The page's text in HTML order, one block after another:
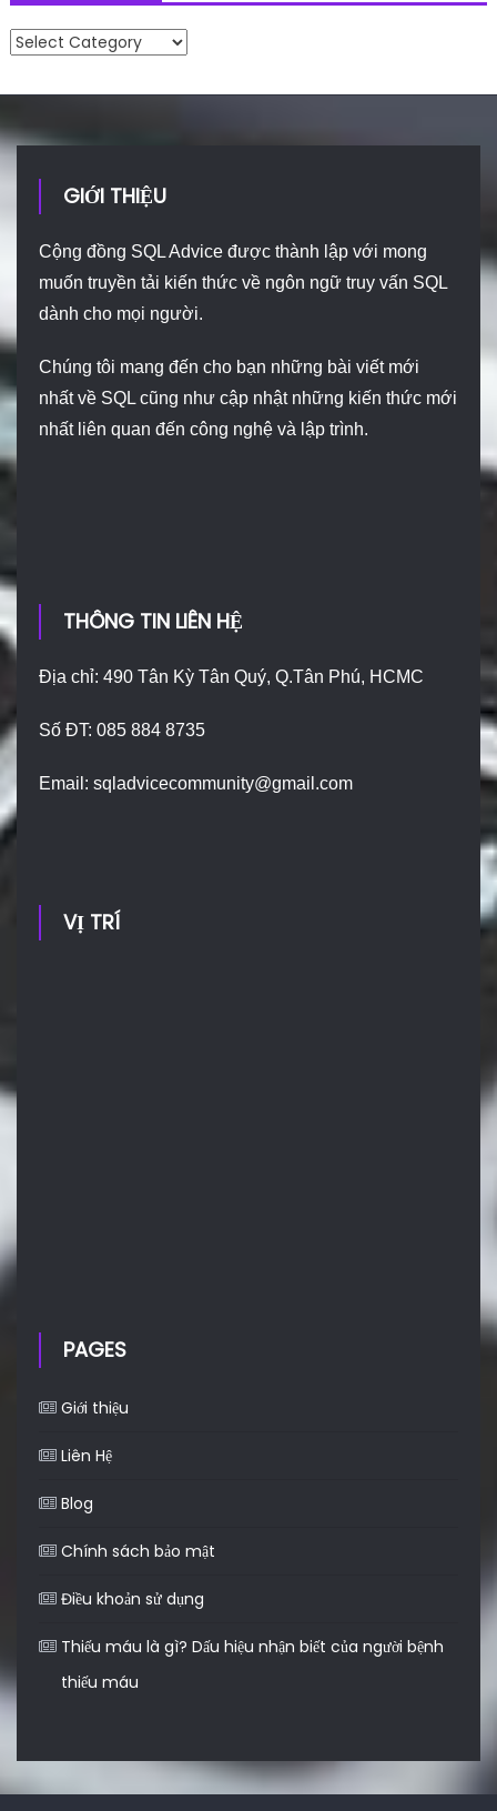
Danh mục
GIỚI THIỆU
Cộng đồng SQL Advice được thành lập với mong
muốn truyền tải kiến thức về ngôn ngữ truy vấn SQL
dành cho mọi người.
Chúng tôi mang đến cho bạn những bài viết mới
nhất về SQL cũng như cập nhật những kiến thức mới
nhất liên quan đến công nghệ và lập trình.
THÔNG TIN LIÊN HỆ
Địa chỉ: 490 Tân Kỳ Tân Quý, Q.Tân Phú, HCMC
Số ĐT: 085 884 8735
Email:sqladvicecommunity@gmail.com
VỊ TRÍ
PAGES
Giới thiệu
Liên Hệ
Blog
Chính sách bảo mật
Điều khoản sử dụng
Thiếu máu là gì? Dấu hiệu nhận biết của người bệnh
thiếu máu